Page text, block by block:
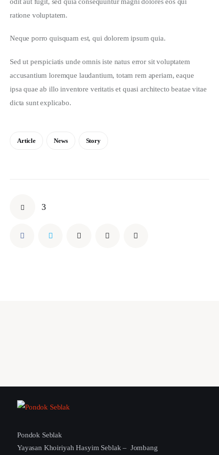
ratione voluptatem.
Neque porro quisquam est, qui dolorem ipsum quia.
Sed ut perspiciatis unde omnis iste natus error sit voluptatem
accusantium loremque laudantium, totam rem aperiam, eaque
ipsa quae ab illo inventore veritatis et quasi architecto beatae vitae
dicta sunt explicabo.
Article News Story
3
Pondok Seblak
Yayasan Khoiriyah Hasyim Seblak – Jombang